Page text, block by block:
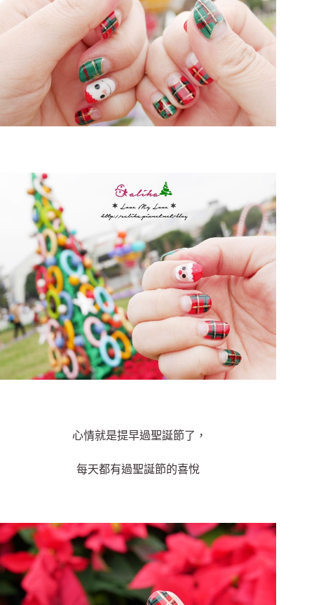
心情就是提早過聖誕節了，
每天都有過聖誕節的喜悅